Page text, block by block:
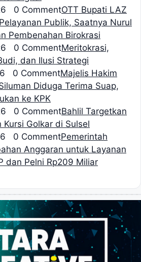
0 CommentOTT Bupati LAZ
Publik, Saatnya Nurul
Pembenahan Birokrasi
0 CommentMeritokrasi,
dan Ilusi Strategi
0 CommentMajelis Hakim
Diduga Terima Suap,
ke KPK
0 CommentBahlil Targetkan
Kursi Golkar di Sulsel
0 CommentPemerintah
Anggaran untuk Layanan
dan Pelni Rp209 Miliar